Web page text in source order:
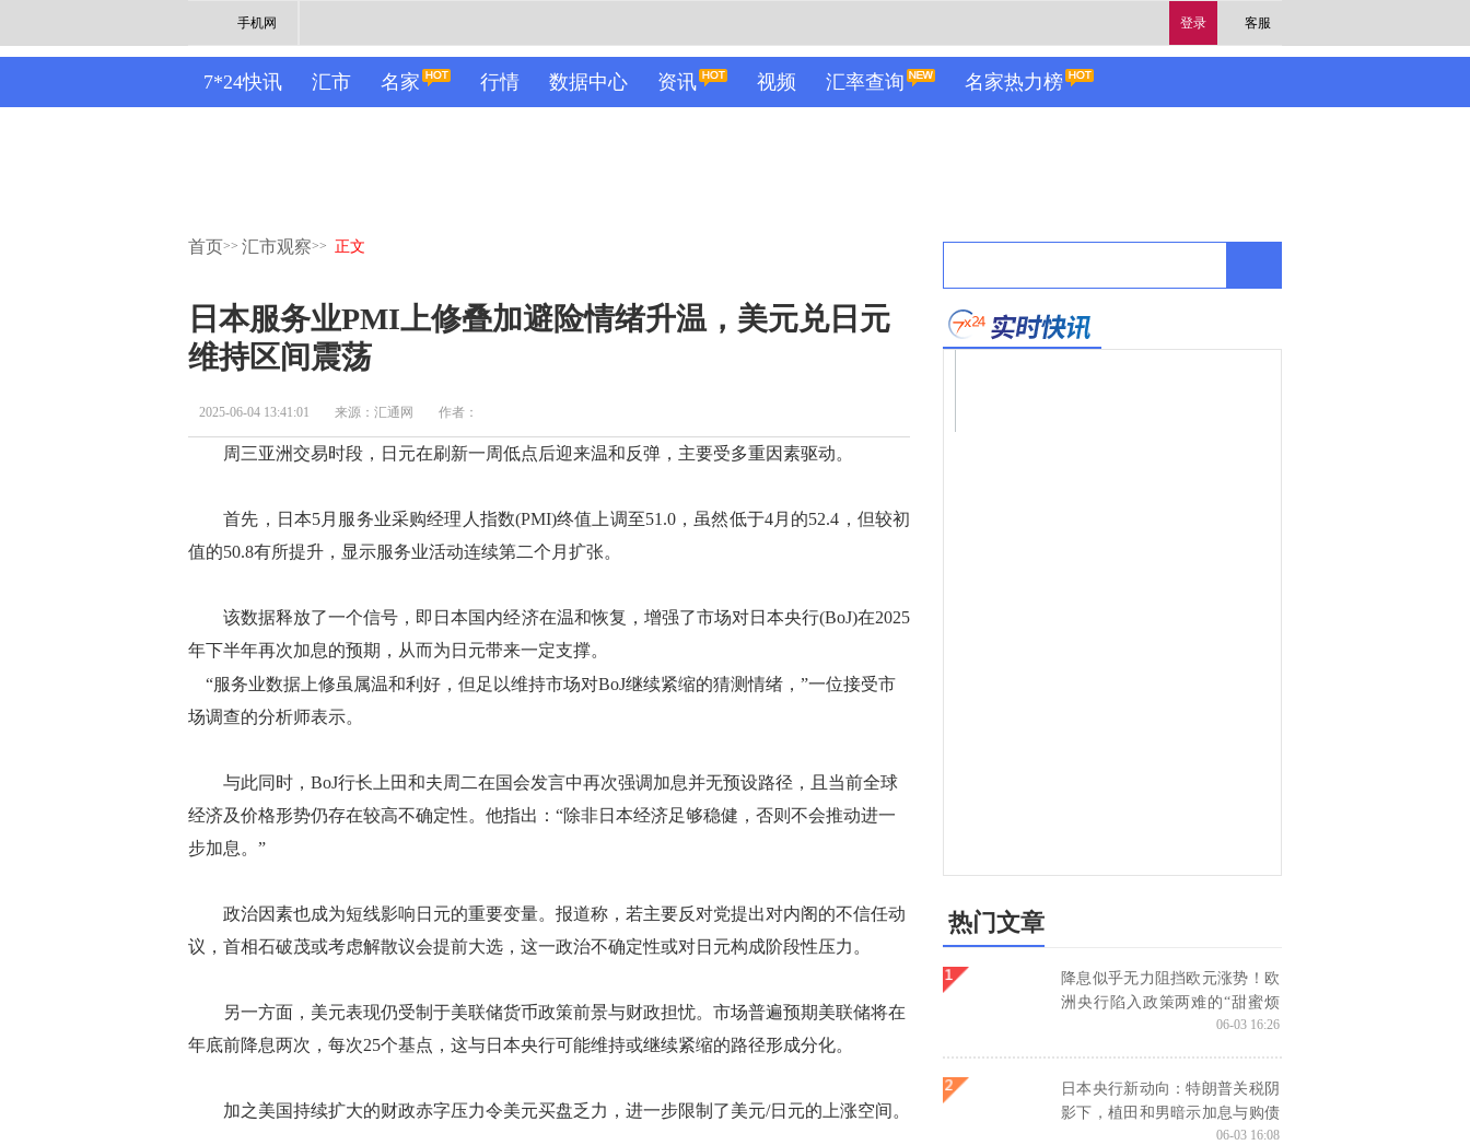
登录 客服
手机网
7*24快讯 汇市 名家 行情 数据中心 资讯 视频 汇率查询 名家热力榜
首页>> 汇市观察>> 正文
日本服务业PMI上修叠加避险情绪升温，美元兑日元
维持区间震荡
2025-06-04 13:41:01 来源：汇通网 作者：
周三亚洲交易时段，日元在刷新一周低点后迎来温和反弹，主要受多重因素驱动。
首先，日本5月服务业采购经理人指数(PMI)终值上调至51.0，虽然低于4月的52.4，但较初
值的50.8有所提升，显示服务业活动连续第二个月扩张。
该数据释放了一个信号，即日本国内经济在温和恢复，增强了市场对日本央行(BoJ)在2025
年下半年再次加息的预期，从而为日元带来一定支撑。
“服务业数据上修虽属温和利好，但足以维持市场对BoJ继续紧缩的猜测情绪，”一位接受市
场调查的分析师表示。
与此同时，BoJ行长上田和夫周二在国会发言中再次强调加息并无预设路径，且当前全球
经济及价格形势仍存在较高不确定性。他指出：“除非日本经济足够稳健，否则不会推动进一
步加息。”
政治因素也成为短线影响日元的重要变量。报道称，若主要反对党提出对内阁的不信任动
议，首相石破茂或考虑解散议会提前大选，这一政治不确定性或对日元构成阶段性压力。
另一方面，美元表现仍受制于美联储货币政策前景与财政担忧。市场普遍预期美联储将在
年底前降息两次，每次25个基点，这与日本央行可能维持或继续紧缩的路径形成分化。
加之美国持续扩大的财政赤字压力令美元买盘乏力，进一步限制了美元/日元的上涨空间。
热门文章
降息似乎无力阻挡欧元涨势！欧
洲央行陷入政策两难的“甜蜜烦
06-03 16:26
日本央行新动向：特朗普关税阴
影下，植田和男暗示加息与购债
06-03 16:08